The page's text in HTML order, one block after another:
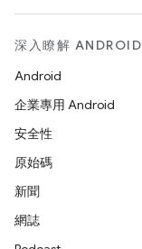
深入瞭解 ANDROID
Android
企業專用 Android
安全性
原始碼
新聞
網誌